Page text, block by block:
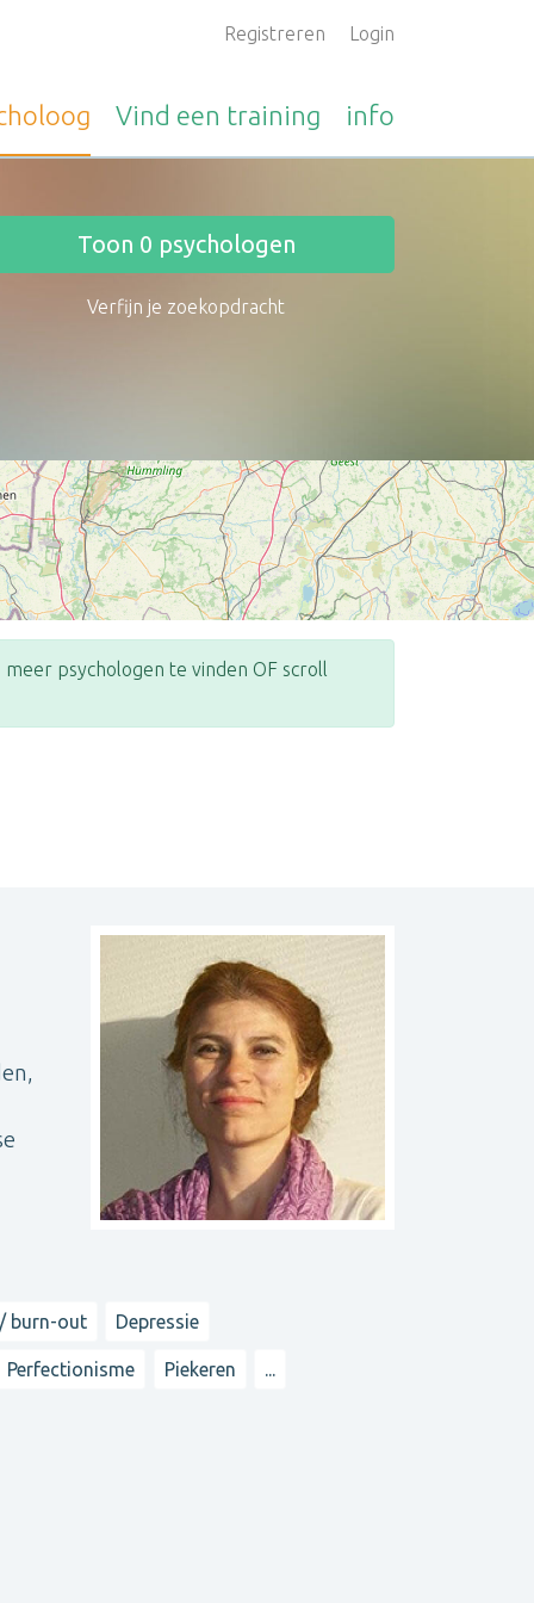
Registreren Login
Vind een training info
Toon 0 psychologen
Verfijn je zoekopdracht
psychologen te vinden OF scroll
burn-out Depressie
Perfectionisme Piekeren ...